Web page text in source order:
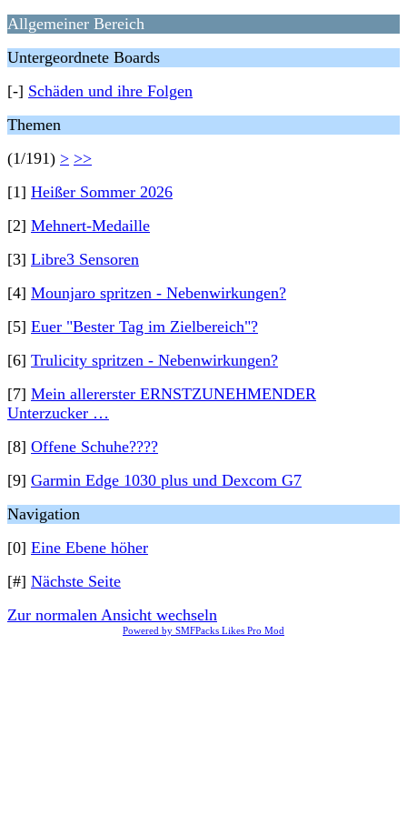
Allgemeiner Bereich
Untergeordnete Boards
[-] Schäden und ihre Folgen
Themen
(1/191) > >>
[1] Heißer Sommer 2026
[2] Mehnert-Medaille
[3] Libre3 Sensoren
[4] Mounjaro spritzen - Nebenwirkungen?
[5] Euer "Bester Tag im Zielbereich"?
[6] Trulicity spritzen - Nebenwirkungen?
[7] Mein allererster ERNSTZUNEHMENDER
Unterzucker …
[8] Offene Schuhe????
[9] Garmin Edge 1030 plus und Dexcom G7
Navigation
[0] Eine Ebene höher
[#] Nächste Seite
Zur normalen Ansicht wechseln
Powered by SMFPacks Likes Pro Mod